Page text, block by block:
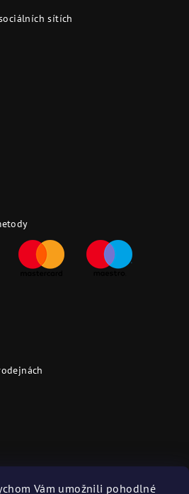
Vám umožnili pohodlné
sítích